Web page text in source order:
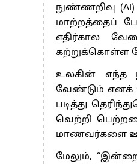
நுண்ணறிவு
மாற்றத்தைப்
எதிர்கால
கற்றுக்கொள்ள
உலகின் எந்த
வேண்டும் எனக்
படித்து
வெற்றி
மாணவர்களை
மேலும்,